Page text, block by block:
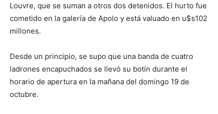
Louvre, que se suman a otros dos detenidos. El hurto fue
cometido en la galería de Apolo y está valuado en u$s102
millones.
Desde un principio, se supo que una banda de cuatro
ladrones encapuchados se llevó su botín durante el
horario de apertura en la mañana del domingo 19 de
octubre.